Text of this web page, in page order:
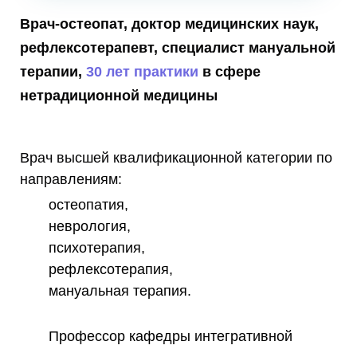
Врач-остеопат, доктор медицинских наук,
рефлексотерапевт, специалист мануальной
терапии, 30 лет практики в сфере
нетрадиционной медицины
Врач высшей квалификационной категории по
направлениям:
остеопатия,
неврология,
психотерапия,
рефлексотерапия,
мануальная терапия.
Профессор кафедры интегративной